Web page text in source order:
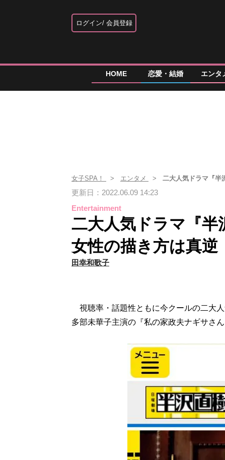
ログイン 会員登録
HOME 恋愛・結婚 エンタ
女子SPA！ エンタメ 二大人気ドラマ『半
更新日：2022.06.09 14:23
Entertainment
二大人気ドラマ『半
女性の描き方は真逆
田幸和歌子
視聴率・話題性ともに今クールの二大
多部未華子主演の『私の家政夫ナギサさ